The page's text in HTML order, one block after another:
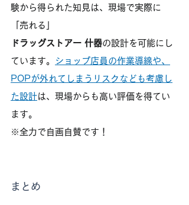
験から得られた知見は、現場で実際に
「売れる」
ドラッグストアー 什器の設計を可能にし
ています。
ショップ店員の作業導線や、
POPが外れてしまうリスクなども考慮し
た設計は、現場からも高い評価を得てい
ます。
※全力で自画自賛です！
まとめ